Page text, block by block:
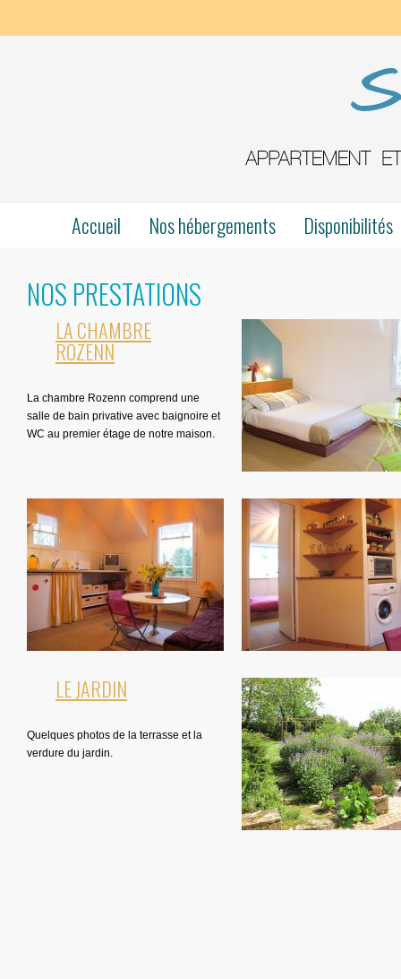
Accueil Nos hébergements Disponibilités
NOS PRESTATIONS
LA CHAMBRE
ROZENN
La chambre Rozenn comprend une
salle de bain privative avec baignoire et
WC au premier étage de notre maison.
LE JARDIN
Quelques photos de la terrasse et la
verdure du jardin.